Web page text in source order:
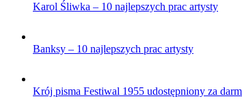
Karol Śliwka – 10 najlepszych prac artysty
Banksy – 10 najlepszych prac artysty
Krój pisma Festiwal 1955 udostępniony za